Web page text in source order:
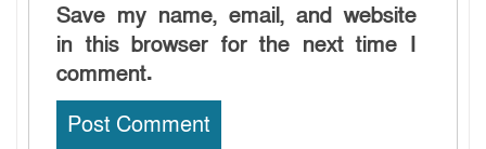
Save my name, email, and website
in this browser for the next time I
comment.